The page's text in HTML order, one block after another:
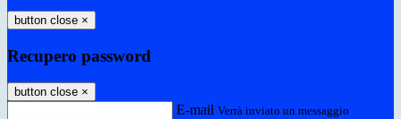
button close ×
Recupero password
button close ×
E-mail Verrà inviato un messaggio